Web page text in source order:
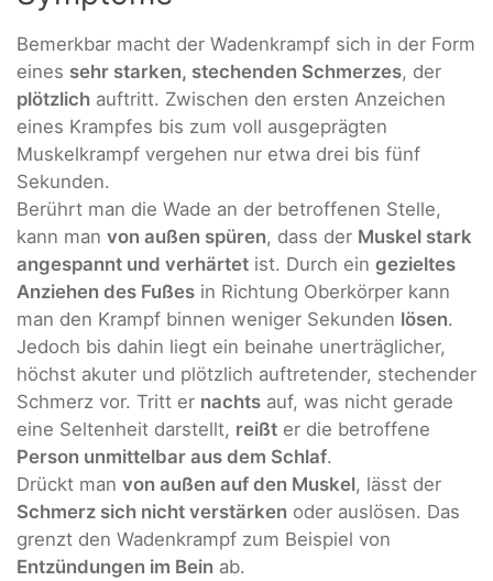
Bemerkbar macht der Wadenkrampf sich in der Form
eines sehr starken, stechenden Schmerzes, der
plötzlich auftritt. Zwischen den ersten Anzeichen
eines Krampfes bis zum voll ausgeprägten
Muskelkrampf vergehen nur etwa drei bis fünf
Sekunden.
Berührt man die Wade an der betroffenen Stelle,
kann man von außen spüren, dass der Muskel stark
angespannt und verhärtet ist. Durch ein gezieltes
Anziehen des Fußes in Richtung Oberkörper kann
man den Krampf binnen weniger Sekunden lösen.
Jedoch bis dahin liegt ein beinahe unerträglicher,
höchst akuter und plötzlich auftretender, stechender
Schmerz vor. Tritt er nachts auf, was nicht gerade
eine Seltenheit darstellt, reißt er die betroffene
Person unmittelbar aus dem Schlaf.
Drückt man von außen auf den Muskel, lässt der
Schmerz sich nicht verstärken oder auslösen. Das
grenzt den Wadenkrampf zum Beispiel von
Entzündungen im Bein ab.